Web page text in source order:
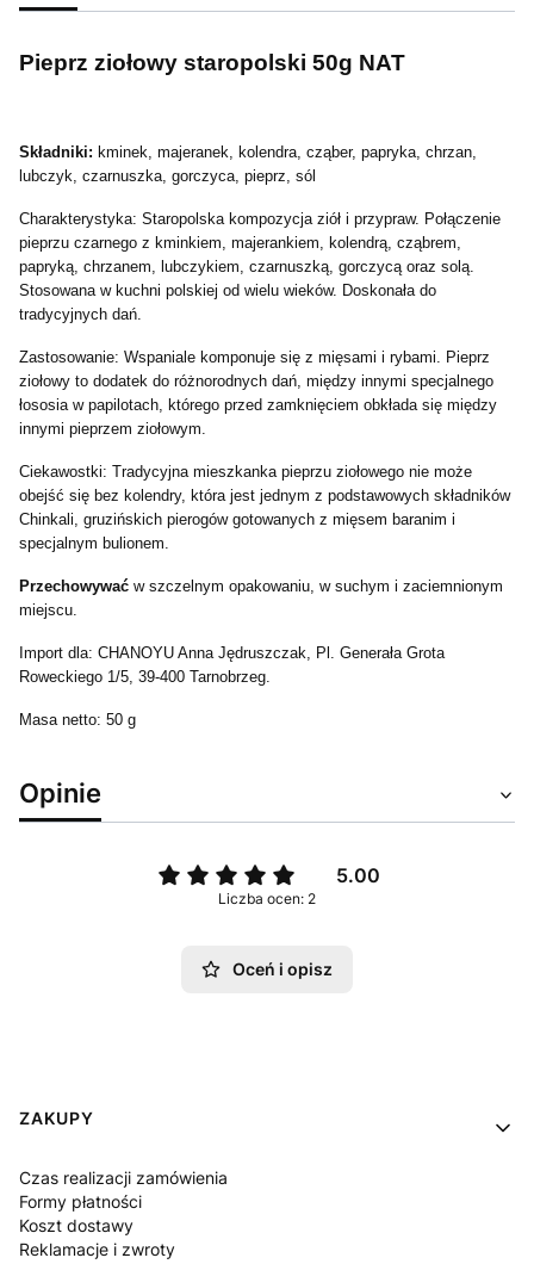
Pieprz ziołowy staropolski 50g NAT
Składniki: kminek, majeranek, kolendra, cząber, papryka, chrzan,
lubczyk, czarnuszka, gorczyca, pieprz, sól
Charakterystyka: Staropolska kompozycja ziół i przypraw. Połączenie
pieprzu czarnego z kminkiem, majerankiem, kolendrą, cząbrem,
papryką, chrzanem, lubczykiem, czarnuszką, gorczycą oraz solą.
Stosowana w kuchni polskiej od wielu wieków. Doskonała do
tradycyjnych dań.
Zastosowanie: Wspaniale komponuje się z mięsami i rybami. Pieprz
ziołowy to dodatek do różnorodnych dań, między innymi specjalnego
łososia w papilotach, którego przed zamknięciem obkłada się między
innymi pieprzem ziołowym.
Ciekawostki: Tradycyjna mieszkanka pieprzu ziołowego nie może
obejść się bez kolendry, która jest jednym z podstawowych składników
Chinkali, gruzińskich pierogów gotowanych z mięsem baranim i
specjalnym bulionem.
Przechowywać w szczelnym opakowaniu, w suchym i zaciemnionym
miejscu.
Import dla: CHANOYU Anna Jędruszczak, Pl. Generała Grota
Roweckiego 1/5, 39-400 Tarnobrzeg.
Masa netto: 50 g
Opinie
5.00
Liczba ocen: 2
Oceń i opisz
Linki w stopce
ZAKUPY
Czas realizacji zamówienia
Formy płatności
Koszt dostawy
Reklamacje i zwroty